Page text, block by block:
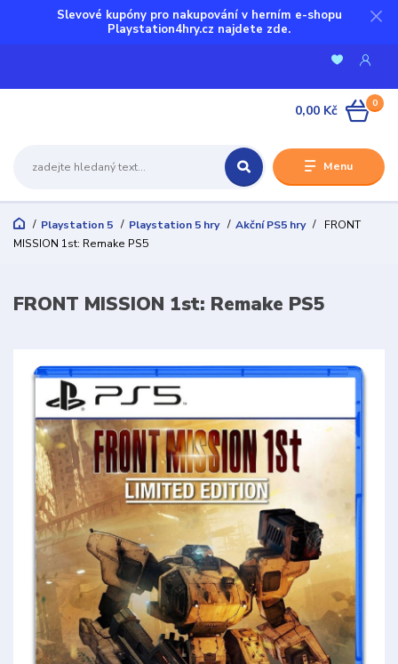
Slevové kupóny pro nakupování v herním e-shopu
Playstation4hry.cz najdete zde.
Menu
0
0,00 Kč
Playstation 5 Playstation 5 hry Akční PS5 hry
FRONT
MISSION 1st: Remake PS5
FRONT MISSION 1st: Remake PS5